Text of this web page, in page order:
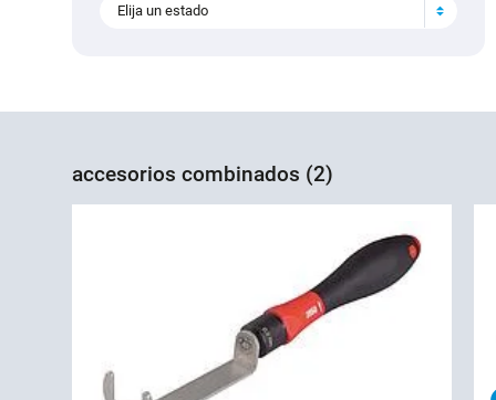
Elija un estado
accesorios combinados (2)